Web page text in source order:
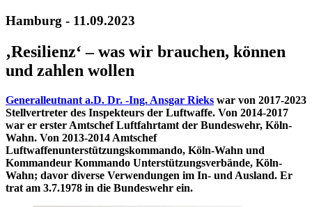
Hamburg - 11.09.2023
‚Resilienz‘ – was wir brauchen, können
und zahlen wollen
Generalleutnant a.D. Dr. -Ing. Ansgar Rieks war von 2017-2023
Stellvertreter des Inspekteurs der Luftwaffe. Von 2014-2017
war er erster Amtschef Luftfahrtamt der Bundeswehr, Köln-
Wahn. Von 2013-2014 Amtschef
Luftwaffenunterstützungskommando, Köln-Wahn und
Kommandeur Kommando Unterstützungsverbände, Köln-
Wahn; davor diverse Verwendungen im In- und Ausland. Er
trat am 3.7.1978 in die Bundeswehr ein.